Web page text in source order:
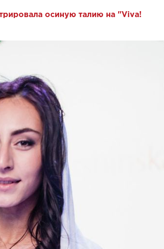
осиную талию на "Viva!